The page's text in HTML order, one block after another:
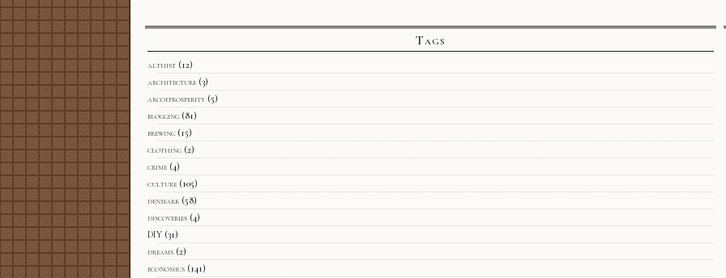
Tags
althist (12)
architecture (3)
arcofprosperity (5)
blogging (81)
brewing (15)
clothing (2)
crime (4)
culture (105)
denmark (58)
discoveries (4)
DIY (31)
dreams (2)
economics (141)